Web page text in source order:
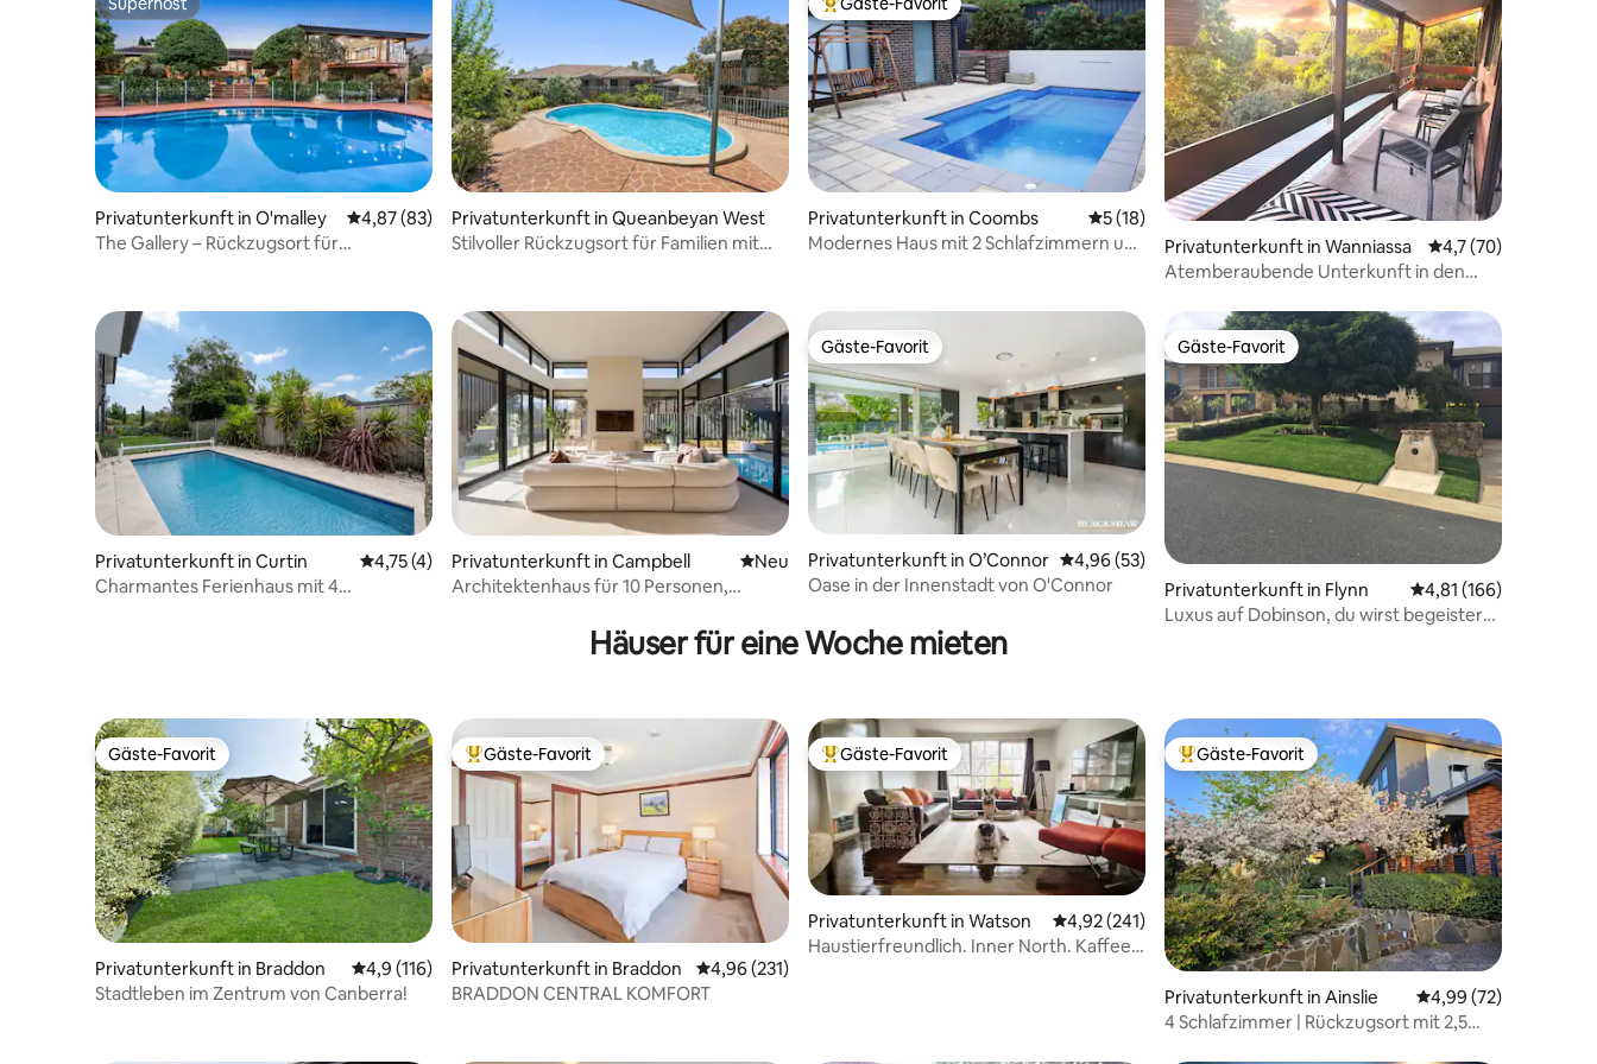
Superhost
Privatunterkunft in O'malley Durchschnittliche Bewertung: 4,87 von 5, 83 Bewertungen
4,87 (83)
The Gallery – Rückzugsort für
Privatunterkunft in Queanbeyan West
Stilvoller Rückzugsort für Familien mit
Beliebter Gäste-Favorit.
Privatunterkunft in Coombs Durchschnittliche Bewertung: 5 von 5, 18 Bewertungen
5 (18)
Modernes Haus mit 2 Schlafzimmern und
Privatunterkunft in Wanniassa Durchschnittliche
4,7 (70)
Atemberaubende Unterkunft in den
Privatunterkunft in Curtin Durchschnittliche Bewertung: 4,75 von 5, 4 Bewertungen
4,75 (4)
Charmantes Ferienhaus mit 4
Privatunterkunft in Campbell Neue Unterkunft
Neu
Architektenhaus für 10 Personen,
Gäste-Favorit
Gäste-Favorit
Privatunterkunft in O’Connor Durchschnittliche Bewertung: 4,96 von 5, 53 Bewertungen
4,96 (53)
Oase in der Innenstadt von O'Connor
Gäste-Favorit
Gäste-Favorit
Privatunterkunft in Flynn Durchschnittliche
4,81 (166)
Luxus auf Dobinson, du wirst begeistert
Häuser für eine Woche mieten
Gäste-Favorit
Gäste-Favorit
Privatunterkunft in Braddon Durchschnittliche Bewertung: 4,9 von 5, 116 Bewertungen
4,9 (116)
Stadtleben im Zentrum von Canberra!
Beliebter Gäste-Favorit.
Gäste-Favorit
Privatunterkunft in Braddon Durchschnittliche Bewertung: 4,96 von 5, 231 Bewertungen
4,96 (231)
BRADDON CENTRAL KOMFORT
Beliebter Gäste-Favorit.
Gäste-Favorit
Privatunterkunft in Watson Durchschnittliche Bewertung: 4,92 von 5, 241 Bewertungen
4,92 (241)
Haustierfreundlich. Inner North. Kaffee
Beliebter Gäste-Favorit.
Gäste-Favorit
Privatunterkunft in Ainslie Durchschnittliche
4,99 (72)
4 Schlafzimmer | Rückzugsort mit 2,5